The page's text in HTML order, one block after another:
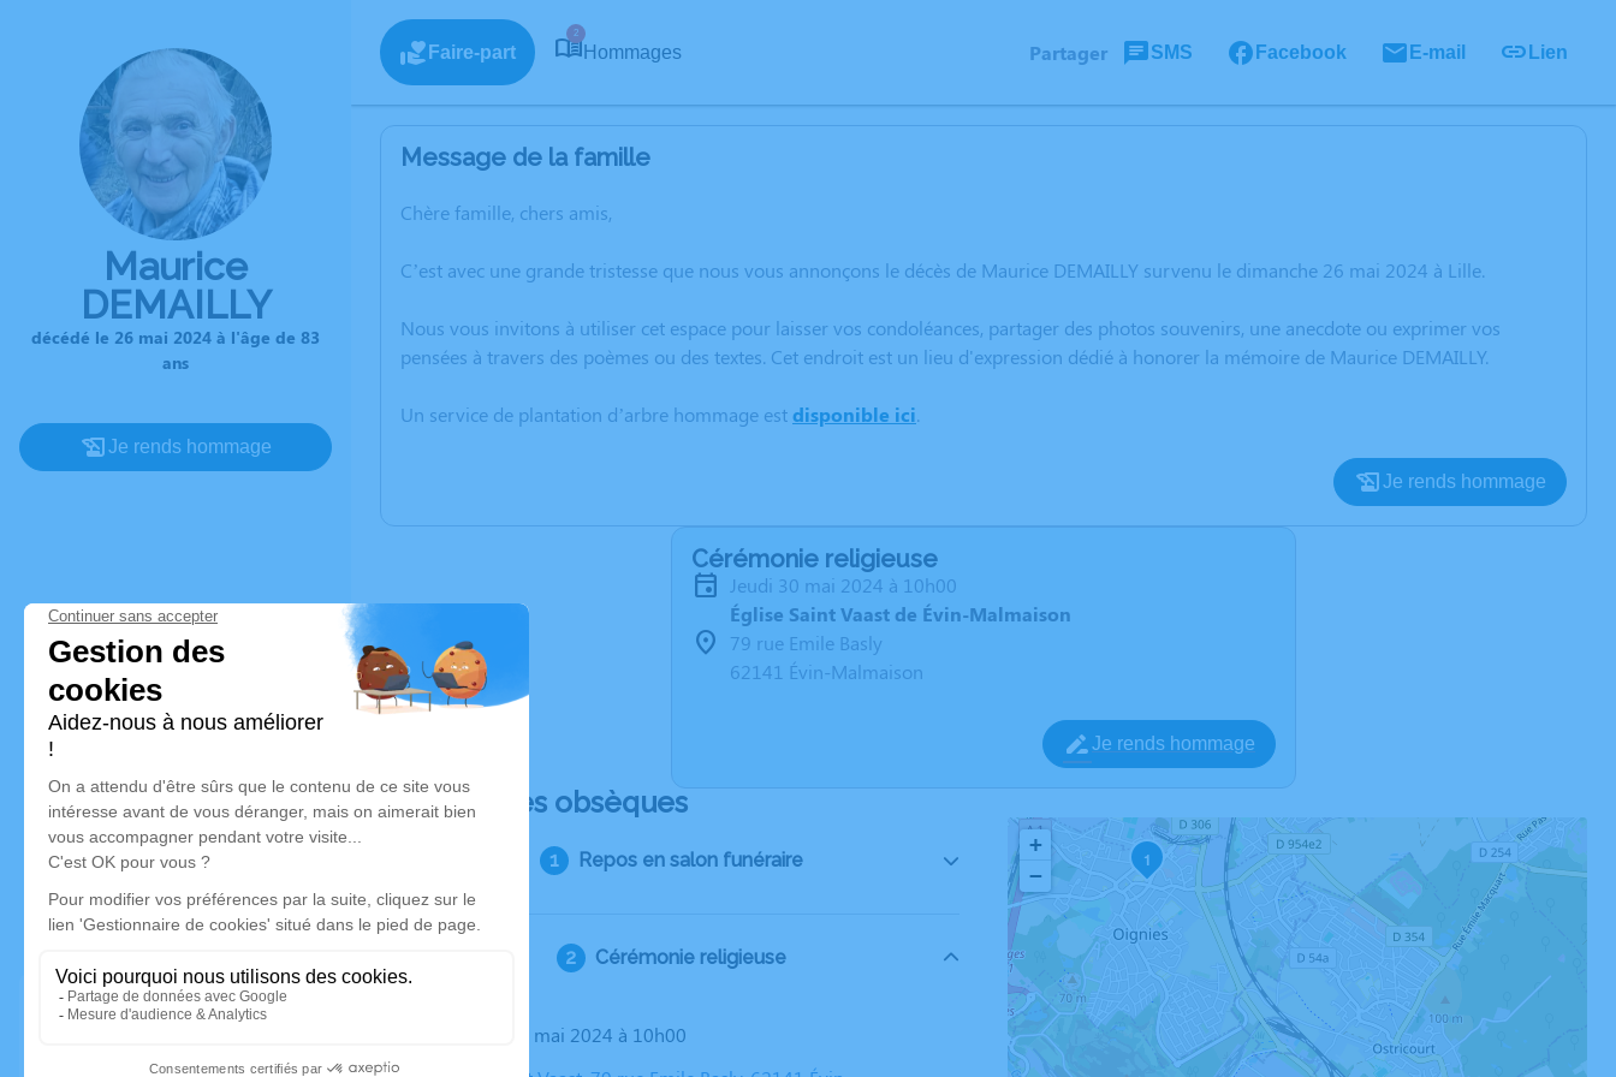
Maurice
DEMAILLY
décédé le 26 mai 2024 à l'âge de 83
ans
Je rends hommage
Faire-part
2
Hommages Partager SMS Facebook E-mail Lien
Message de la famille
Chère famille, chers amis,
C’est avec une grande tristesse que nous vous annonçons le décès de Maurice DEMAILLY survenu le dimanche 26 mai 2024 à Lille.
Nous vous invitons à utiliser cet espace pour laisser vos condoléances, partager des photos souvenirs, une anecdote ou exprimer vos
pensées à travers des poèmes ou des textes. Cet endroit est un lieu d'expression dédié à honorer la mémoire de Maurice DEMAILLY.
Un service de plantation d’arbre hommage estdisponible ici.
Je rends hommage
Cérémonie religieuse
jeudi 30 mai 2024 à 10h00
Église Saint Vaast de Évin-Malmaison
79 rue Emile Basly
62141 Évin-Malmaison
Je rends hommage
Déroulé des obsèques
Repos en salon funéraire
Cérémonie religieuse
Le jeudi 30 mai 2024 à 10h00
1
+
−